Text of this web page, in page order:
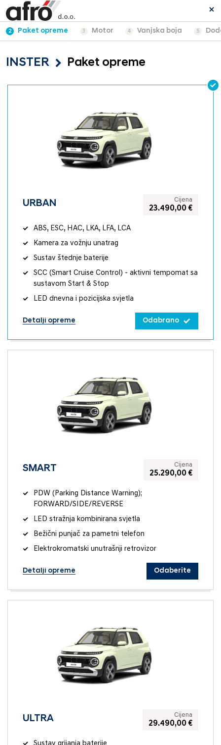
2 Paket opreme 3 Motor 4 Vanjska boja 5
INSTER Paket opreme
URBAN Cijena
23.490,00 €
ABS, ESC, HAC, LKA, LFA, LCA
Kamera za vožnju unatrag
Sustav štednje baterije
SCC (Smart Cruise Control) - aktivni tempomat sa
sustavom Start & Stop
LED dnevna i pozicijska svjetla
Detalji opreme Odabrano
SMART Cijena
25.290,00 €
PDW (Parking Distance Warning);
FORWARD/SIDE/REVERSE
LED stražnja kombinirana svjetla
Bežični punjač za pametni telefon
Elektrokromatski unutrašnji retrovizor
Detalji opreme Odaberite
ULTRA Cijena
29.490,00 €